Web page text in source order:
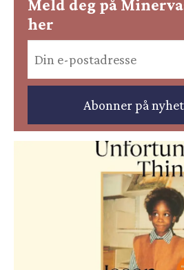
Meld deg på
her